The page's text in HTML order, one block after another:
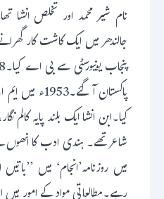
پاکستان آ
کیا۔ابن انشا ایک بلند پایہ کالم
میں روزنامہ’انجام‘ میں